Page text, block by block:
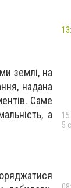
землі, на
надана
Саме
а
5